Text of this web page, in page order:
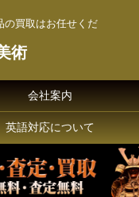
の買取はお任せくだ
術
会社案内
英語対応について